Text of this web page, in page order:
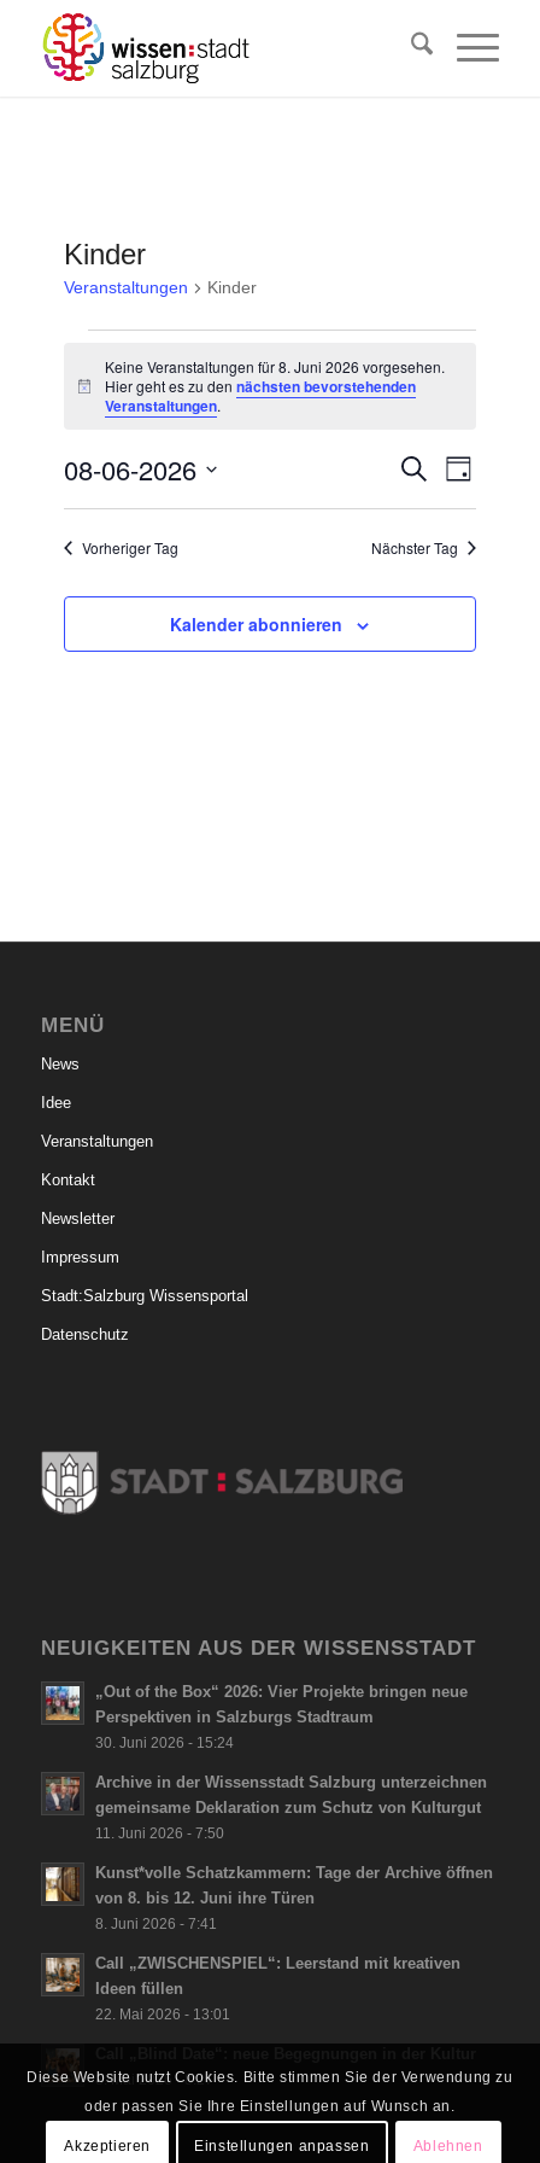
Kinder
Veranstaltungen Kinder
für
Juni
2026
Hinweis
Keine Veranstaltungen für 8. Juni 2026 vorgesehen.
Hier geht es zu dennächsten bevorstehenden
Veranstaltungen.
Suche
und
Suche
Tag
08-06-2026
Vorheriger Tag Nächster Tag
Kalender abonnieren
MENÜ
News
Idee
Veranstaltungen
Kontakt
Newsletter
Impressum
Stadt:Salzburg Wissensportal
Datenschutz
NEUIGKEITEN AUS DER WISSENSSTADT
„Out of the Box“ 2026: Vier Projekte bringen neue
Perspektiven in Salzburgs Stadtraum
30. Juni 2026 - 15:24
Archive in der Wissensstadt Salzburg unterzeichnen
gemeinsame Deklaration zum Schutz von Kulturgut
11. Juni 2026 - 7:50
Kunst*volle Schatzkammern: Tage der Archive öffnen
von 8. bis 12. Juni ihre Türen
8. Juni 2026 - 7:41
Call „ZWISCHENSPIEL“: Leerstand mit kreativen
Ideen füllen
22. Mai 2026 - 13:01
8. Mai 2026 - 8:27
Diese Website nutzt Cookies. Bitte stimmen Sie der Verwendung zu
oder passen Sie Ihre Einstellungen auf Wunsch an.
Akzeptieren Einstellungen anpassen Ablehnen